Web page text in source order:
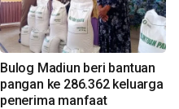
Bulog Madiun beri bantuan
pangan ke 286.362 keluarga
penerima manfaat